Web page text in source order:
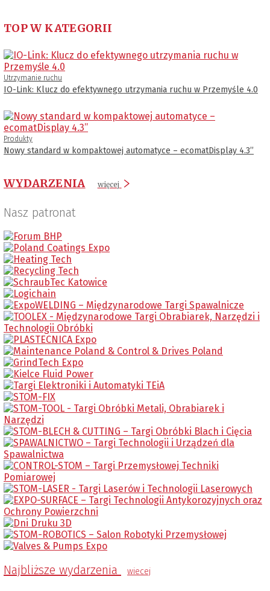
TOP W KATEGORII
Utrzymanie ruchu
IO-Link: Klucz do efektywnego utrzymania ruchu w Przemyśle 4.0
Produkty
Nowy standard w kompaktowej automatyce – ecomatDisplay 4.3’’
WYDARZENIA więcej
Nasz patronat
Najbliższe wydarzenia wiecej